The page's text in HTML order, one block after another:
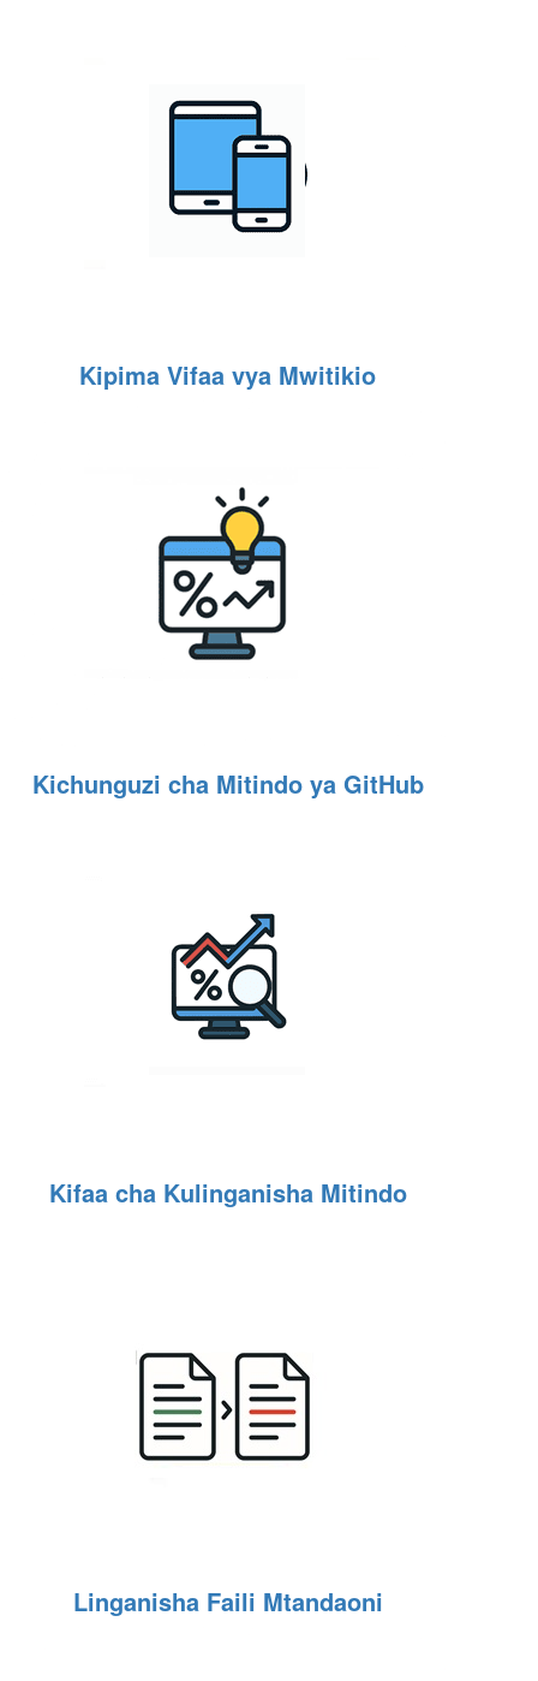
Kipima Vifaa vya Mwitikio
Kichunguzi cha Mitindo ya GitHub
Kifaa cha Kulinganisha Mitindo
Linganisha Faili Mtandaoni